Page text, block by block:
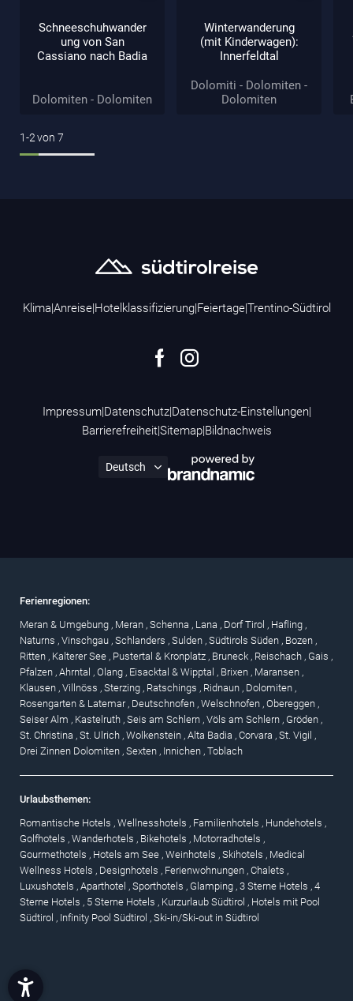
Schneeschuhwander
ung von San
Cassiano nach Badia
Dolomiten - Dolomiten
Winterwanderung
(mit Kinderwagen):
Innerfeldtal
Dolomiti - Dolomiten -
Dolomiten
1-2von 7
Klima|Anreise|Hotelklassifizierung|Feiertage|Trentino-Südtirol
Impressum|Datenschutz|Datenschutz-Einstellungen|
Barrierefreiheit|Sitemap|Bildnachweis
Ferienregionen:
Meran & Umgebung , Meran , Schenna , Lana , Dorf Tirol , Hafling ,
Naturns , Vinschgau , Schlanders , Sulden , Südtirols Süden , Bozen ,
Ritten , Kalterer See , Pustertal & Kronplatz , Bruneck , Reischach , Gais ,
Pfalzen , Ahrntal , Olang , Eisacktal & Wipptal , Brixen , Maransen ,
Klausen , Villnöss , Sterzing , Ratschings , Ridnaun , Dolomiten ,
Rosengarten & Latemar , Deutschnofen , Welschnofen , Obereggen ,
Seiser Alm , Kastelruth , Seis am Schlern , Völs am Schlern , Gröden ,
St. Christina , St. Ulrich , Wolkenstein , Alta Badia , Corvara , St. Vigil ,
Drei Zinnen Dolomiten , Sexten , Innichen , Toblach
Urlaubsthemen:
Romantische Hotels , Wellnesshotels , Familienhotels , Hundehotels ,
Golfhotels , Wanderhotels , Bikehotels , Motorradhotels ,
Gourmethotels , Hotels am See , Weinhotels , Skihotels , Medical
Wellness Hotels , Designhotels , Ferienwohnungen , Chalets ,
Luxushotels , Aparthotel , Sporthotels , Glamping , 3 Sterne Hotels , 4
Sterne Hotels , 5 Sterne Hotels , Kurzurlaub Südtirol , Hotels mit Pool
Südtirol , Infinity Pool Südtirol , Ski-in/Ski-out in Südtirol